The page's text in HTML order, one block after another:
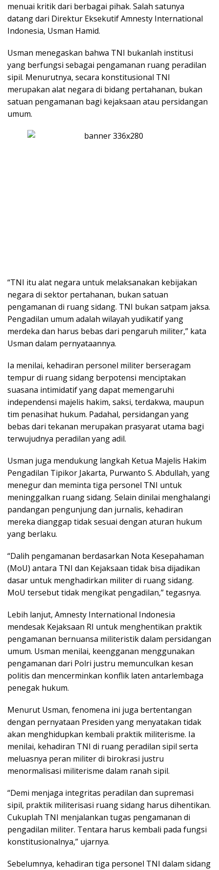
menuai kritik dari berbagai pihak. Salah satunya
datang dari Direktur Eksekutif Amnesty International
Indonesia, Usman Hamid.
Usman menegaskan bahwa TNI bukanlah institusi
yang berfungsi sebagai pengamanan ruang peradilan
sipil. Menurutnya, secara konstitusional TNI
merupakan alat negara di bidang pertahanan, bukan
satuan pengamanan bagi kejaksaan atau persidangan
umum.
“TNI itu alat negara untuk melaksanakan kebijakan
negara di sektor pertahanan, bukan satuan
pengamanan di ruang sidang. TNI bukan satpam jaksa.
Pengadilan umum adalah wilayah yudikatif yang
merdeka dan harus bebas dari pengaruh militer,” kata
Usman dalam pernyataannya.
Ia menilai, kehadiran personel militer berseragam
tempur di ruang sidang berpotensi menciptakan
suasana intimidatif yang dapat memengaruhi
independensi majelis hakim, saksi, terdakwa, maupun
tim penasihat hukum. Padahal, persidangan yang
bebas dari tekanan merupakan prasyarat utama bagi
terwujudnya peradilan yang adil.
Usman juga mendukung langkah Ketua Majelis Hakim
Pengadilan Tipikor Jakarta, Purwanto S. Abdullah, yang
menegur dan meminta tiga personel TNI untuk
meninggalkan ruang sidang. Selain dinilai menghalangi
pandangan pengunjung dan jurnalis, kehadiran
mereka dianggap tidak sesuai dengan aturan hukum
yang berlaku.
“Dalih pengamanan berdasarkan Nota Kesepahaman
(MoU) antara TNI dan Kejaksaan tidak bisa dijadikan
dasar untuk menghadirkan militer di ruang sidang.
MoU tersebut tidak mengikat pengadilan,” tegasnya.
Lebih lanjut, Amnesty International Indonesia
mendesak Kejaksaan RI untuk menghentikan praktik
pengamanan bernuansa militeristik dalam persidangan
umum. Usman menilai, keengganan menggunakan
pengamanan dari Polri justru memunculkan kesan
politis dan mencerminkan konflik laten antarlembaga
penegak hukum.
Menurut Usman, fenomena ini juga bertentangan
dengan pernyataan Presiden yang menyatakan tidak
akan menghidupkan kembali praktik militerisme. Ia
menilai, kehadiran TNI di ruang peradilan sipil serta
meluasnya peran militer di birokrasi justru
menormalisasi militerisme dalam ranah sipil.
“Demi menjaga integritas peradilan dan supremasi
sipil, praktik militerisasi ruang sidang harus dihentikan.
Cukuplah TNI menjalankan tugas pengamanan di
pengadilan militer. Tentara harus kembali pada fungsi
konstitusionalnya,” ujarnya.
Sebelumnya, kehadiran tiga personel TNI dalam sidang